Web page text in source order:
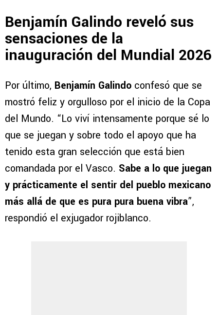
Benjamín Galindo reveló sus
sensaciones de la
inauguración del Mundial 2026
Por último, Benjamín Galindo confesó que se
mostró feliz y orgulloso por el inicio de la Copa
del Mundo. “Lo viví intensamente porque sé lo
que se juegan y sobre todo el apoyo que ha
tenido esta gran selección que está bien
comandada por el Vasco. Sabe a lo que juegan
y prácticamente el sentir del pueblo mexicano
más allá de que es pura pura buena vibra”,
respondió el exjugador rojiblanco.